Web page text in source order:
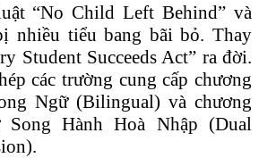
“No Child Left Behind” và
nhiều tiểu bang bãi bỏ. Thay
Student Succeeds Act” ra đời.
các trường cung cấp chương
Ngữ (Bilingual) và chương
Hành Hoà Nhập (Dual